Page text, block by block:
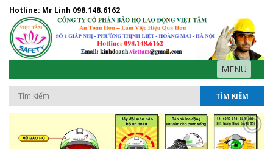
Hotline: Mr Linh 098.148.6162
MENU
TÌM KIẾM